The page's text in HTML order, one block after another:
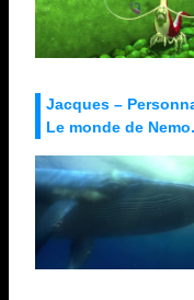
Jacques –
Le monde de Nemo.